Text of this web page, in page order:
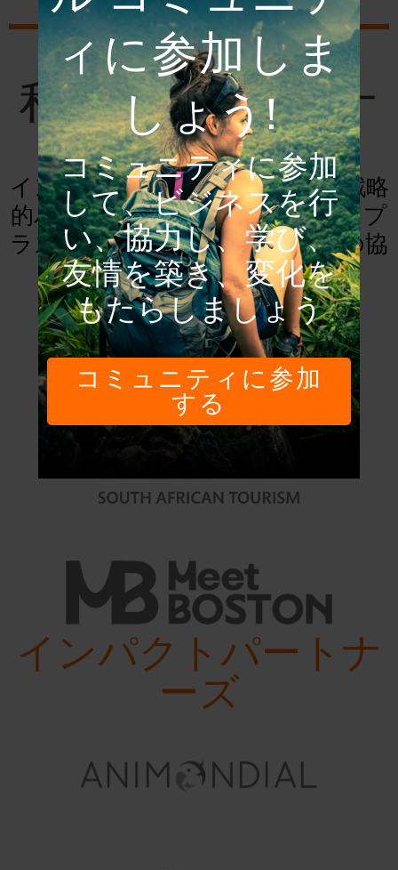
私たちのパートナ
ー
インスパイア・グローバルは、戦略
的パートナーと緊密に連携して、プ
ラスの影響を与える観光のための協
力を促進および強化します
主要パートナー
インパクトパートナ
ーズ
ィに参加しま
しょう!
コミュニティに参加
して、ビジネスを行
い、協力し、学び、
友情を築き、変化を
もたらしましょう
コミュニティに参加
する